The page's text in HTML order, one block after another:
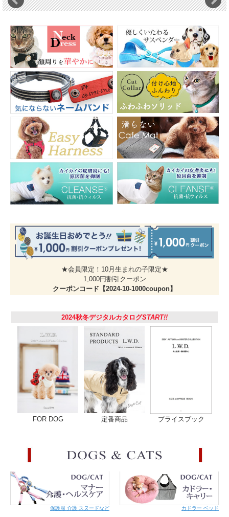
繋がれる事のない「自由」な猫ちゃんにとっての首輪の役割とは。
外歩きする子は「迷子防止」と「飼い猫ですというアピール」の為。
お家猫ちゃんの場合は「居場所のお知らせ」と「お洒落」の為。
そして今、どちらの猫ちゃんの飼い主さんも気になっているのが緊急時や災害時
に備えてＩＤを着ける物としての役割です。
必要性が増している首輪ですが、嫌がる猫ちゃんも多いようです。
マットで鮮やかな色を7色ご用意、猫ちゃんの被毛色や目の色にはどの色がお似
合いでしょうか？
キラリと光るラインストーンと滑らかな光沢の鈴が首元を飾り、猫ちゃんの可愛
さを一層ひきたててくれるアクセサリーの様な機能首輪です。
ご使用については下の「ご使用にあたって」を必ずお読みになってお使いくださ
負荷がかかると外れる安全設計
ゴムテープなので伸縮性があります。ネコちゃんが高い所から飛び降りた際にも
しもどこかに引っかかってしまっても、首輪が伸びて外れ、脱出できる安全設計
の猫専用首輪です。
猫の暮らしネームバンド
』はブラブラしない首輪に巻くタ
イプなので繊細なネコちゃんでも気になりません。
★会員限定！10月生まれの子限定★
1,000円割引クーポン
クーポンコード【2024-10-1000coupon】
2024秋冬デジタルカタログSTART!!
FOR DOG 定番商品 プライスブック
保護服 介護 スヌードなど カドラー ベッド